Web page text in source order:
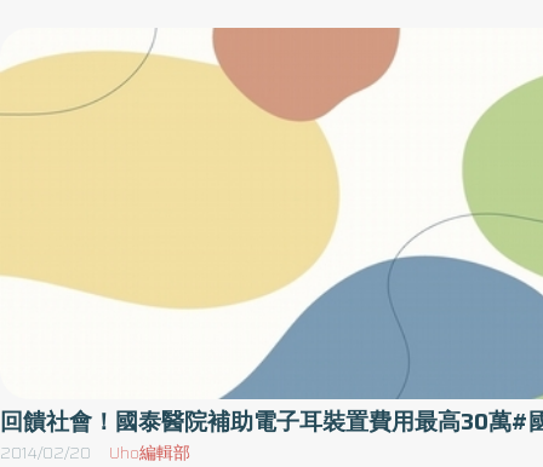
醫院外科部部副主任暨神經外科主任張志儒感嘆：「民眾對骨質
弱，其實它是很容易被輕忽的疾病，是個嚴重的公共衛生課題。」
導致的骨折事件是很嚴重的，很容易造成脊椎骨折或髖關節骨折
身遺憾。 根據中華民國骨質疏鬆症學會所提供的[2021年台灣成人骨質疏鬆症防治
之共識與指引]資料顯示，於2009年發生髖關節骨折的病患，1年
11.2%（標準死亡率為 2.8%）、男性為 18%（標準死亡率為3.6%
一旦發生髖關節骨折，病患的死亡機率也會提高很多。 高風險族群小心罹患骨鬆不
生動態平衡進而維持骨頭這個重要器官的運作。在年輕及身體健康
平衡可以維持得很好，就不會產生骨質疏鬆的狀況。但當年紀大
醇、患有免疫疾病、洗腎病患、或停經後女性等，破壞的速度就
度，這樣就會造成骨鬆。「人的骨質大約在30歲時達到高峰，一
骨密度只會越來越差。」因此張志儒醫師建議，及早檢測骨密度、
骨質疏鬆相當重要。 張志儒醫師指出，骨鬆起初都沒有明顯症狀，即使身體因骨鬆
回饋社會！國泰醫院補助電子耳裝置費用最高30萬#
2014/02/20 Uho編輯部